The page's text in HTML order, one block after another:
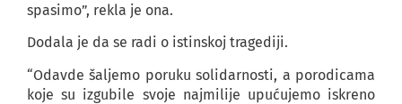
spasimo”, rekla je ona.
Dodala je da se radi o istinskoj tragediji.
“Odavde šaljemo poruku solidarnosti, a porodicama
koje su izgubile svoje najmilije upućujemo iskreno